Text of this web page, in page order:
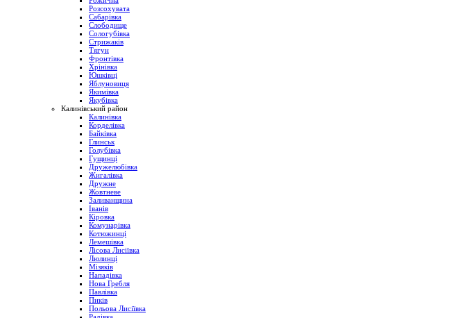
Розсохувата
Сабарівка
Слободище
Сологубівка
Стрижаків
Тягун
Фронтівка
Хрінівка
Юшківці
Яблуновиця
Якимівка
Якубівка
Калинівський район
Калинівка
Корделівка
Байківка
Глинськ
Голубівка
Гущинці
Дружелюбівка
Жигалівка
Дружне
Жовтневе
Заливанщина
Іванів
Кіровка
Комунарівка
Котюжинці
Лемешівка
Лісова Лисіївка
Люлинці
Мізяків
Нападівка
Нова Гребля
Павлівка
Пиків
Польова Лисіївка